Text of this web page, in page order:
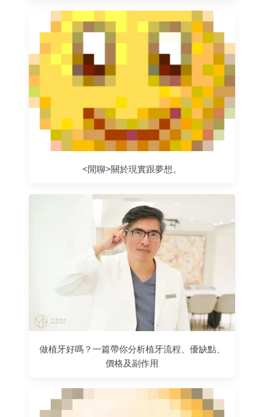
<閒聊>關於現實跟夢想。
做植牙好嗎？一篇帶你分析植牙流程、優缺點、
價格及副作用